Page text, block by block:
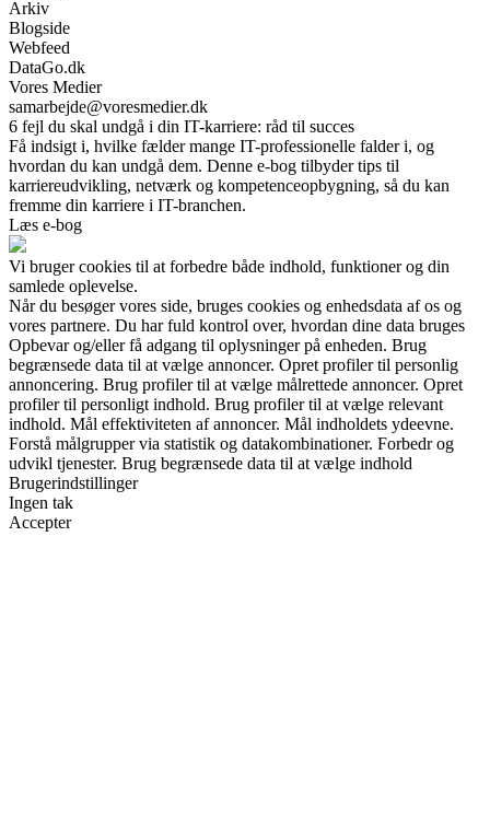
Arkiv
Blogside
Webfeed
DataGo.dk
Vores Medier
samarbejde@voresmedier.dk
6 fejl du skal undgå i din IT-karriere: råd til succes
Få indsigt i, hvilke fælder mange IT-professionelle falder i, og
hvordan du kan undgå dem. Denne e-bog tilbyder tips til
karriereudvikling, netværk og kompetenceopbygning, så du kan
fremme din karriere i IT-branchen.
Læs e-bog
Vi bruger cookies til at forbedre både indhold, funktioner og din
samlede oplevelse.
Når du besøger vores side, bruges cookies og enhedsdata af os og
vores partnere. Du har fuld kontrol over, hvordan dine data bruges
Opbevar og/eller få adgang til oplysninger på enheden. Brug
begrænsede data til at vælge annoncer. Opret profiler til personlig
annoncering. Brug profiler til at vælge målrettede annoncer. Opret
profiler til personligt indhold. Brug profiler til at vælge relevant
indhold. Mål effektiviteten af annoncer. Mål indholdets ydeevne.
Forstå målgrupper via statistik og datakombinationer. Forbedr og
udvikl tjenester. Brug begrænsede data til at vælge indhold
Brugerindstillinger
Ingen tak
Accepter